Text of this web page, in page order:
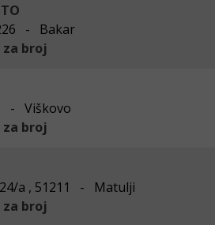
- Bakar
broj
- Viškovo
broj
a , 51211 - Matulji
broj